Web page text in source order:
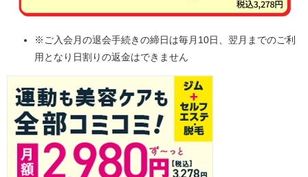
※ご入会月の退会手続きの締日は毎月10日、翌月までのご利
用となり日割りの返金はできません